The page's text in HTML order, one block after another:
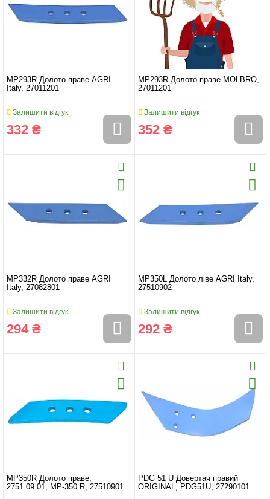
MP293R Долото праве AGRI
Italy, 27011201
Залишити відгук
332 ₴
MP293R Долото праве MOLBRO,
27011201
Залишити відгук
352 ₴
MP332R Долото праве AGRI
Italy, 27082801
Залишити відгук
294 ₴
MP350L Долото ліве AGRI Italy,
27510902
Залишити відгук
292 ₴
MP350R Долото праве,
2751.09.01, MP-350 R, 27510901
PDG 51 U Довертач правий
ORIGINAL, PDG51U, 27290101